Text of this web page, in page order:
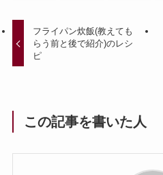
フライパン炊飯(教えても
らう前と後で紹介)のレシ
ピ
この記事を書いた人